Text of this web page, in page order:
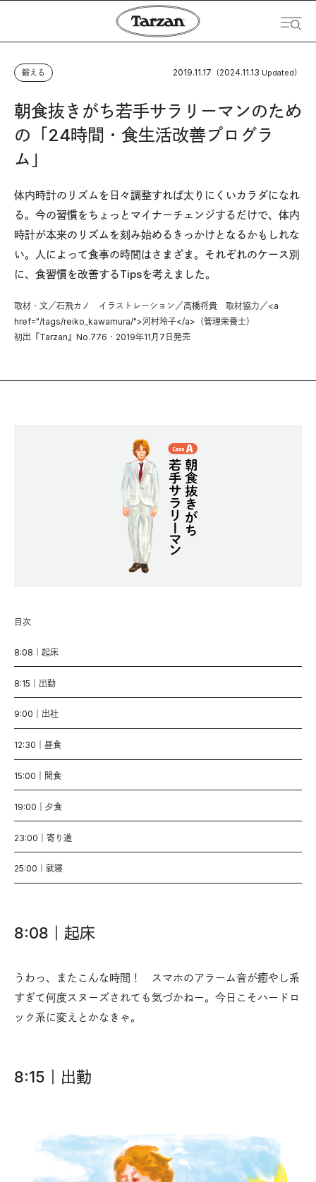
鍛える 2019.11.17 （2024.11.13 Updated）
朝食抜きがち若手サラリーマンのため
の「24時間・食生活改善プログラ
ム」
体内時計のリズムを日々調整すれば太りにくいカラダになれ
る。今の習慣をちょっとマイナーチェンジするだけで、体内
時計が本来のリズムを刻み始めるきっかけとなるかもしれな
い。人によって食事の時間はさまざま。それぞれのケース別
に、食習慣を改善するTipsを考えました。
取材・文／石飛カノ イラストレーション／高橋将貴 取材協力／<a
href="/tags/reiko_kawamura/">河村玲子</a>（管理栄養士）
初出『Tarzan』No.776・2019年11月7日発売
目次
8:08｜起床
8:15｜出勤
9:00｜出社
12:30｜昼食
15:00｜間食
19:00｜夕食
23:00｜寄り道
25:00｜就寝
8:08｜起床
うわっ、またこんな時間！ スマホのアラーム音が癒やし系
すぎて何度スヌーズされても気づかねー。今日こそハードロ
ック系に変えとかなきゃ。
8:15｜出勤